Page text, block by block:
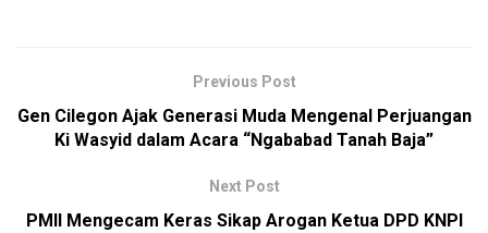
Previous Post
Gen Cilegon Ajak Generasi Muda Mengenal Perjuangan
Ki Wasyid dalam Acara “Ngababad Tanah Baja”
Next Post
PMII Mengecam Keras Sikap Arogan Ketua DPD KNPI